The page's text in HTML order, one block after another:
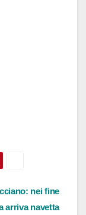
nei fine
arriva navetta